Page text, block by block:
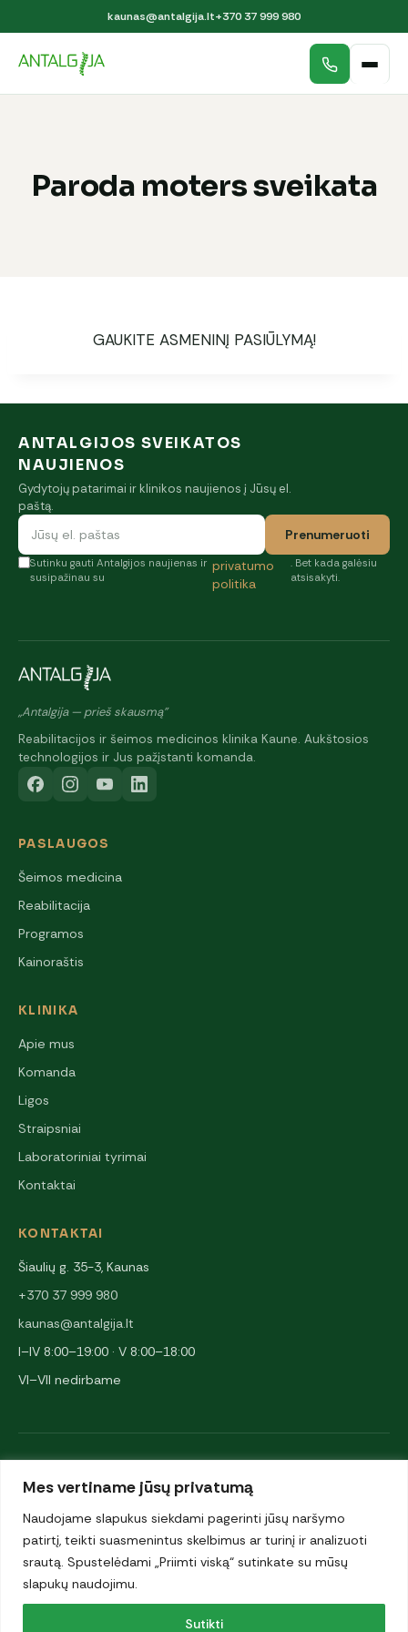
Mes vertiname jūsų privatumą
Naudojame slapukus siekdami pagerinti jūsų naršymo
patirtį, teikti suasmenintus skelbimus ar turinį ir analizuoti
srautą. Spustelėdami „Priimti viską“ sutinkate su mūsų
slapukų naudojimu.
Sutikti
kaunas@antalgija.lt+370 37 999 980
Paroda moters sveikata
GAUKITE ASMENINĮ PASIŪLYMĄ!
ANTALGIJOS SVEIKATOS
NAUJIENOS
Gydytojų patarimai ir klinikos naujienos į Jūsų el.
paštą.
Prenumeruoti
Sutinku gauti Antalgijos naujienas ir
susipažinau su
privatumo
politika
. Bet kada galėsiu
atsisakyti.
„Antalgija — prieš skausmą"
Reabilitacijos ir šeimos medicinos klinika Kaune. Aukštosios
technologijos ir Jus pažįstanti komanda.
PASLAUGOS
Šeimos medicina
Reabilitacija
Programos
Kainoraštis
KLINIKA
Apie mus
Komanda
Ligos
Straipsniai
Laboratoriniai tyrimai
Kontaktai
KONTAKTAI
Šiaulių g. 35-3, Kaunas
+370 37 999 980
kaunas@antalgija.lt
I–IV 8:00–19:00 · V 8:00–18:00
VI–VII nedirbame